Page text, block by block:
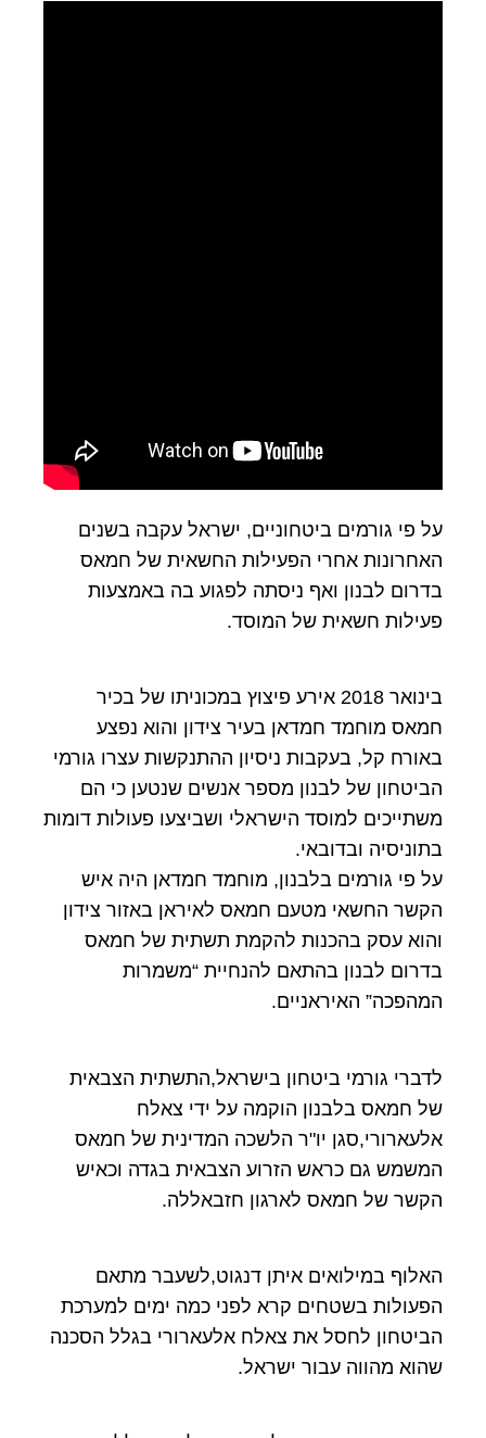
על פי גורמים ביטחוניים, ישראל עקבה בשנים
האחרונות אחרי הפעילות החשאית של חמאס
בדרום לבנון ואף ניסתה לפגוע בה באמצעות
פעילות חשאית של המוסד.
בינואר 2018 אירע פיצוץ במכוניתו של בכיר
חמאס מוחמד חמדאן בעיר צידון והוא נפצע
באורח קל, בעקבות ניסיון ההתנקשות עצרו גורמי
הביטחון של לבנון מספר אנשים שנטען כי הם
משתייכים למוסד הישראלי ושביצעו פעולות דומות
בתוניסיה ובדובאי.
על פי גורמים בלבנון, מוחמד חמדאן היה איש
הקשר החשאי מטעם חמאס לאיראן באזור צידון
והוא עסק בהכנות להקמת תשתית של חמאס
בדרום לבנון בהתאם להנחיית “משמרות
המהפכה” האיראניים.
לדברי גורמי ביטחון בישראל,התשתית הצבאית
של חמאס בלבנון הוקמה על ידי צאלח
אלעארורי,סגן יו"ר הלשכה המדינית של חמאס
המשמש גם כראש הזרוע הצבאית בגדה וכאיש
הקשר של חמאס לארגון חזבאללה.
האלוף במילואים איתן דנגוט,לשעבר מתאם
הפעולות בשטחים קרא לפני כמה ימים למערכת
הביטחון לחסל את צאלח אלעארורי בגלל הסכנה
שהוא מהווה עבור ישראל.